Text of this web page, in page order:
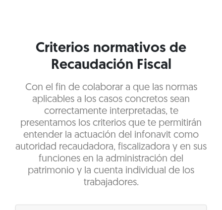
Criterios normativos de
Recaudación Fiscal
Con el fin de colaborar a que las normas
aplicables a los casos concretos sean
correctamente interpretadas, te
presentamos los criterios que te permitirán
entender la actuación del infonavit como
autoridad recaudadora, fiscalizadora y en sus
funciones en la administración del
patrimonio y la cuenta individual de los
trabajadores.